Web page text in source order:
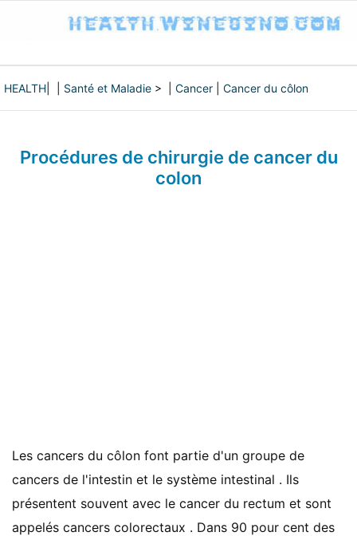
HEALTH Santé et Maladie > | Cancer Cancer du côlon
Procédures de chirurgie de cancer du
colon
Les cancers du côlon font partie d'un groupe de
cancers de l'intestin et le système intestinal . Ils
présentent souvent avec le cancer du rectum et sont
appelés cancers colorectaux . Dans 90 pour cent des